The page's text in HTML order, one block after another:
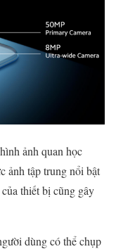
ảnh quan học
ảnh tập trung nổi bật
thiết bị cũng gây
dùng có thể chụp